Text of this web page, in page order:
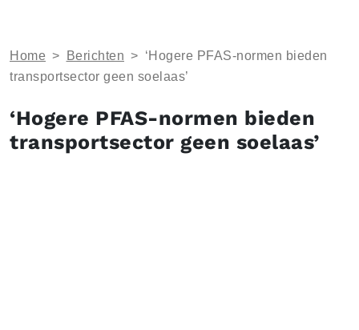
Home > Berichten > ‘Hogere PFAS-normen bieden
transportsector geen soelaas’
‘Hogere PFAS-normen bieden
transportsector geen soelaas’